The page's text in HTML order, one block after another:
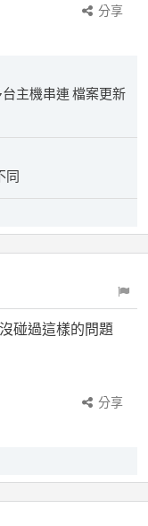
分享
主機串連 檔案更新
同
碰過這樣的問題
分享